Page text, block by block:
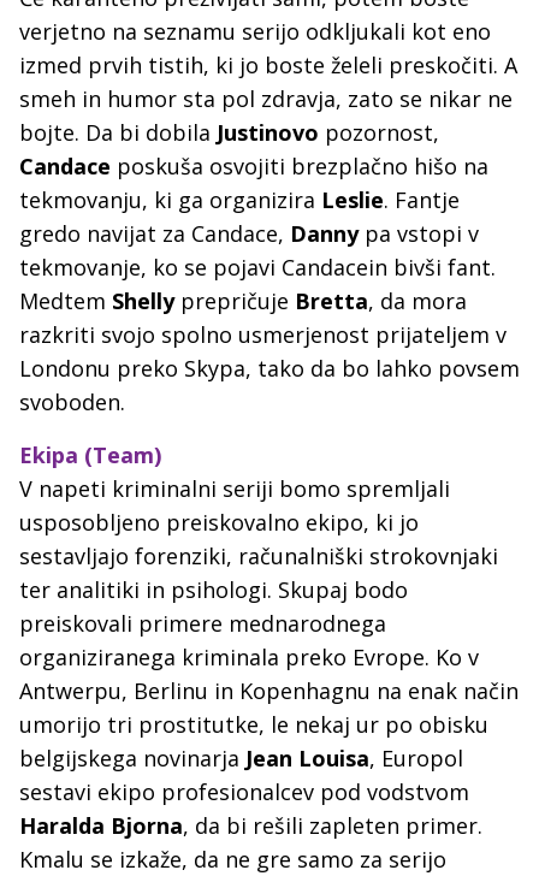
verjetno na seznamu serijo odkljukali kot eno
izmed prvih tistih, ki jo boste želeli preskočiti. A
smeh in humor sta pol zdravja, zato se nikar ne
bojte. Da bi dobila Justinovo pozornost,
Candace poskuša osvojiti brezplačno hišo na
tekmovanju, ki ga organizira Leslie. Fantje
gredo navijat za Candace, Danny pa vstopi v
tekmovanje, ko se pojavi Candacein bivši fant.
Medtem Shellyprepričuje Bretta, da mora
razkriti svojo spolno usmerjenost prijateljem v
Londonu preko Skypa, tako da bo lahko povsem
svoboden.
Ekipa (Team)
V napeti kriminalni seriji bomo spremljali
usposobljeno preiskovalno ekipo, ki jo
sestavljajo forenziki, računalniški strokovnjaki
ter analitiki in psihologi. Skupaj bodo
preiskovali primere mednarodnega
organiziranega kriminala preko Evrope. Ko v
Antwerpu, Berlinu in Kopenhagnu na enak način
umorijo tri prostitutke, le nekaj ur po obisku
belgijskega novinarja Jean Louisa, Europol
sestavi ekipo profesionalcev pod vodstvom
Haralda Bjorna, da bi rešili zapleten primer.
Kmalu se izkaže, da ne gre samo za serijo